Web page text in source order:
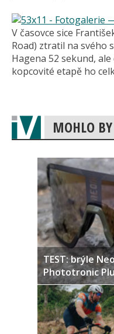
V časovce sice
Road) ztratil na svého
Hagena 52 sekund,
kopcovité etapě ho
MOHLO
TEST: brýle
Phototronic